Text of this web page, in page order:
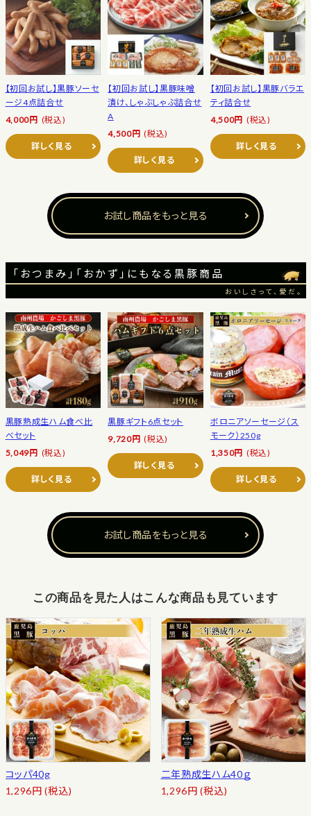
【初回お試し】黒豚ソーセ
ージ4点詰合せ
4,000円 (税込)
詳しく見る
【初回お試し】黒豚味噌
漬け、しゃぶしゃぶ詰合せ
A
4,500円 (税込)
詳しく見る
【初回お試し】黒豚バラエ
ティ詰合せ
4,500円 (税込)
詳しく見る
お試し商品をもっと見る
「おつまみ」「おかず」にもなる黒豚商品
おいしさって、愛だ。
黒豚熟成生ハム食べ比
べセット
5,049円 (税込)
詳しく見る
黒豚ギフト6点セット
9,720円 (税込)
詳しく見る
ボロニアソーセージ（ス
モーク）250g
1,350円 (税込)
詳しく見る
お試し商品をもっと見る
この商品を見た人はこんな商品も見ています
コッパ40g
1,296円(税込)
二年熟成生ハム40ｇ
1,296円(税込)